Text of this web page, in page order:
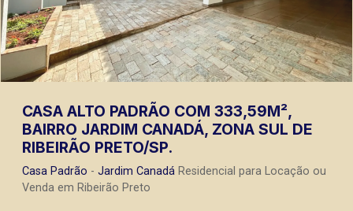
CASA ALTO PADRÃO COM 333,59M²,
BAIRRO JARDIM CANADÁ, ZONA SUL DE
RIBEIRÃO PRETO/SP.
Casa Padrão - Jardim Canadá Residencial para Locação ou
Venda em Ribeirão Preto